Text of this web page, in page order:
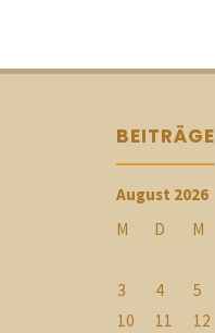
BEITRÄGE
August 2026
M
D M
3
4 5
10
11 12